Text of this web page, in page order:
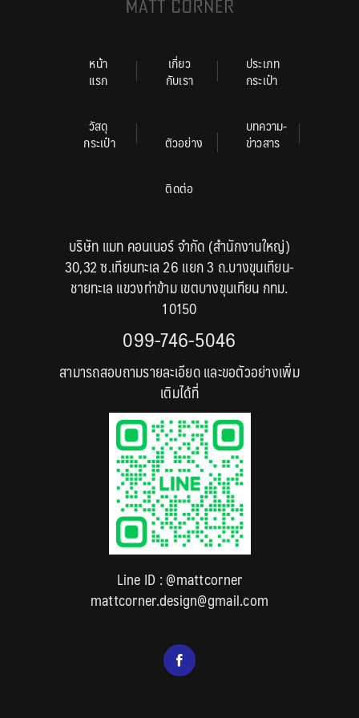
หน้า
แรก
เกี่ยว
กับเรา
ประเภท
กระเป๋า
วัสดุ
กระเป๋า ตัวอย่าง
บทความ-
ข่าวสาร
ติดต่อ
บริษัท แมท คอนเนอร์ จำกัด (สำนักงานใหญ่)
30,32 ซ.เทียนทะเล 26 แยก 3 ถ.บางขุนเทียน-
ชายทะเล แขวงท่าข้าม เขตบางขุนเทียน กทม.
10150
099-746-5046
สามารถสอบถามรายละเอียด และขอตัวอย่างเพิ่ม
เติมได้ที่
Line ID :@mattcorner
mattcorner.design@gmail.com